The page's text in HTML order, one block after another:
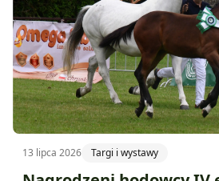
13 lipca 2026 Targi i wystawy